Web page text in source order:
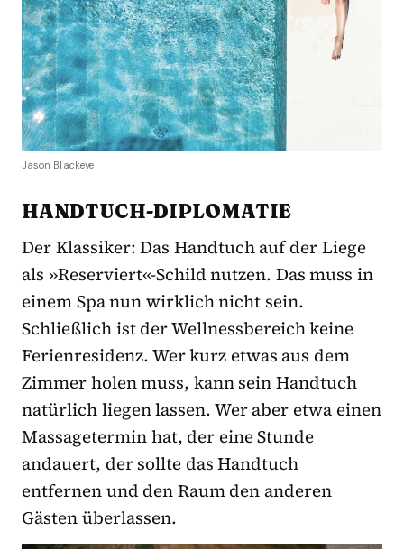
Jason Blackeye
HANDTUCH-DIPLOMATIE
Der Klassiker: Das Handtuch auf der Liege
als »Reserviert«-Schild nutzen. Das muss in
einem Spa nun wirklich nicht sein.
Schließlich ist der Wellnessbereich keine
Ferienresidenz. Wer kurz etwas aus dem
Zimmer holen muss, kann sein Handtuch
natürlich liegen lassen. Wer aber etwa einen
Massagetermin hat, der eine Stunde
andauert, der sollte das Handtuch
entfernen und den Raum den anderen
Gästen überlassen.